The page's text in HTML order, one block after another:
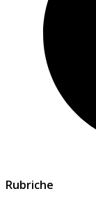
Rubriche